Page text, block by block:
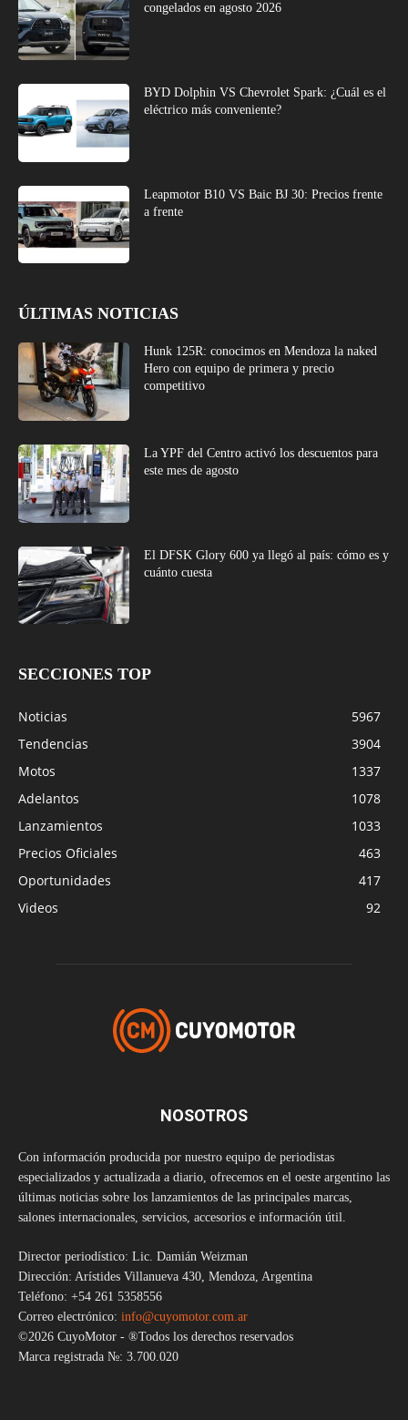
congelados en agosto 2026
BYD Dolphin VS Chevrolet Spark: ¿Cuál es el
eléctrico más conveniente?
Leapmotor B10 VS Baic BJ 30: Precios frente
a frente
ÚLTIMAS NOTICIAS
Hunk 125R: conocimos en Mendoza la naked
Hero con equipo de primera y precio
competitivo
La YPF del Centro activó los descuentos para
este mes de agosto
El DFSK Glory 600 ya llegó al país: cómo es y
cuánto cuesta
SECCIONES TOP
Noticias
5967
Tendencias
3904
Motos
1337
Adelantos
1078
Lanzamientos
1033
Precios Oficiales
463
Oportunidades
417
Videos
92
NOSOTROS
Con información producida por nuestro equipo de periodistas
especializados y actualizada a diario, ofrecemos en el oeste argentino las
últimas noticias sobre los lanzamientos de las principales marcas,
salones internacionales, servicios, accesorios e información útil.
Director periodístico: Lic. Damián Weizman
Dirección: Arístides Villanueva 430, Mendoza, Argentina
Teléfono: +54 261 5358556
Correo electrónico: info@cuyomotor.com.ar
©2026 CuyoMotor - ®Todos los derechos reservados
Marca registrada №: 3.700.020